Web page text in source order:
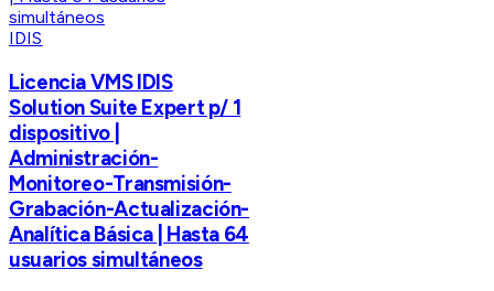
IDIS
Licencia VMS IDIS
Solution Suite Expert p/ 1
dispositivo |
Administración-
Monitoreo-Transmisión-
Grabación-Actualización-
Analítica Básica | Hasta 64
usuarios simultáneos